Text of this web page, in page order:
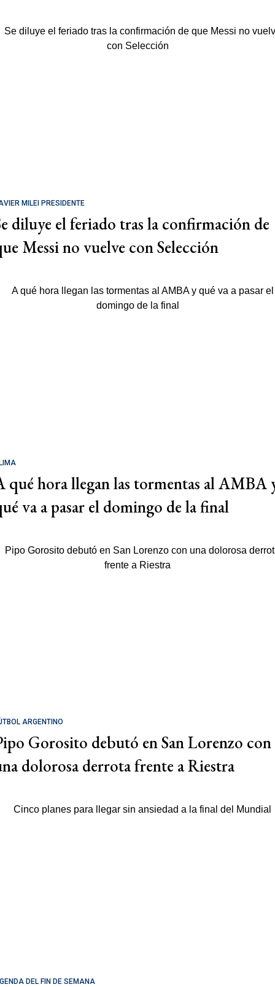
MILEI PRESIDENTE
diluye el feriado tras la confirmación de
Messi no vuelve con Selección
qué hora llegan las tormentas al AMBA
va a pasar el domingo de la final
ARGENTINO
Gorosito debutó en San Lorenzo con
dolorosa derrota frente a Riestra
DEL FIN DE SEMANA